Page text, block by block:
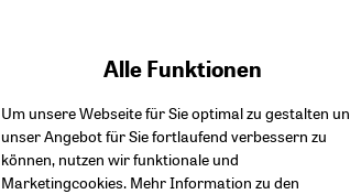
Alle Funktionen
Um unsere Webseite für Sie optimal zu gestalten
unser Angebot für Sie fortlaufend verbessern zu
können, nutzen wir funktionale und
Marketingcookies. Mehr Information zu den
Facebook Embed / Facebook Connect
Twitter Embed
Instagram Embed
Youtube Embed
Google Maps Embed